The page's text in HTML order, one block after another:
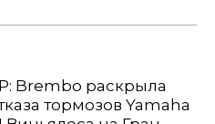
Brembo раскрыла
тормозов Yamaha